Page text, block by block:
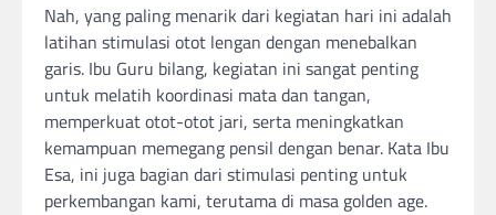
Nah, yang paling menarik dari kegiatan hari ini adalah
latihan stimulasi otot lengan dengan menebalkan
garis. Ibu Guru bilang, kegiatan ini sangat penting
untuk melatih koordinasi mata dan tangan,
memperkuat otot-otot jari, serta meningkatkan
kemampuan memegang pensil dengan benar. Kata Ibu
Esa, ini juga bagian dari stimulasi penting untuk
perkembangan kami, terutama di masa golden age.